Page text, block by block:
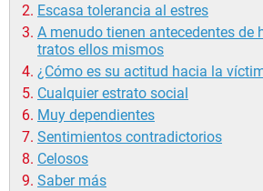
Escasa tolerancia al estres
A menudo tienen antecedentes de
tratos ellos mismos
¿Cómo es su actitud hacia la
Cualquier estrato social
Muy dependientes
Sentimientos contradictorios
Celosos
Saber más